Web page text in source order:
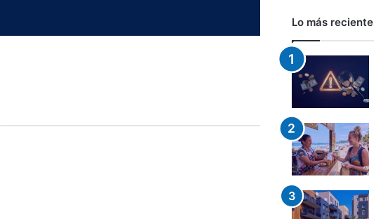
Lo más reciente